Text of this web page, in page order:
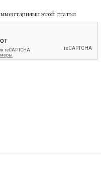
этой статьи